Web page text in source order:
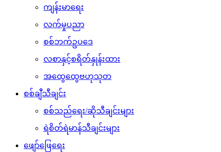
ကျန်းမာရေး
လက်မှုပညာ
စစ်ဘက်ဥပဒေ
လစာနှင့်စရိတ်နှုန်းထား
အထွေထွေဗဟုသုတ
စစ်ချီသီချင်း
စစ်သည်ရေး/ဆိုသီချင်းများ
ရဲစိတ်ရဲမာန်သီချင်းများ
ဖျော်ဖြေရေး